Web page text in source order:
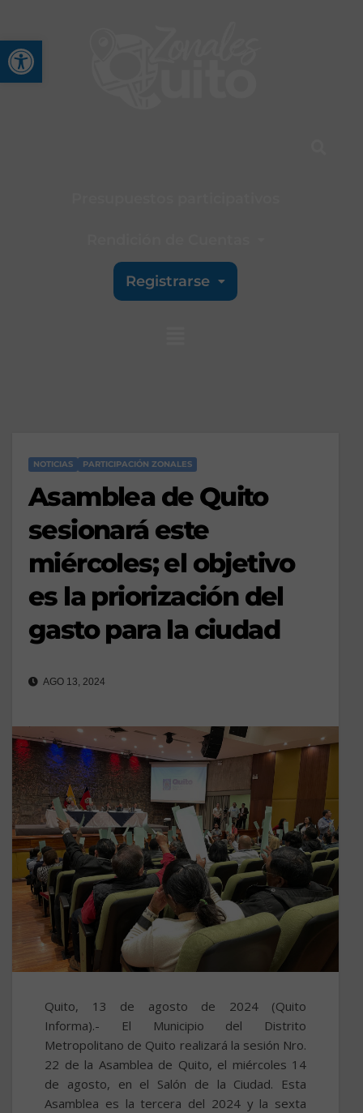
Abrir barra de
Registrarse
NOTICIAS PARTICIPACIÓN ZONALES
Asamblea de Quito
sesionará este
miércoles; el objetivo
es la priorización del
gasto para la ciudad
AGO 13, 2024
Quito, 13 de agosto de 2024 (Quito
Informa).-
El Municipio del Distrito
Metropolitano de Quito realizará la sesión Nro.
22 de la Asamblea de Quito, el miércoles 14
de agosto, en el Salón de la Ciudad. Esta
Asamblea es la tercera del 2024 y la sexta